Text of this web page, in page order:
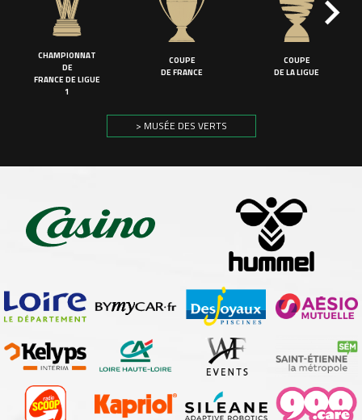
CHAMPIONNAT
DE
FRANCE DE LIGUE
1
COUPE
DE FRANCE
COUPE
DE LA LIGUE
> MUSÉE DES VERTS